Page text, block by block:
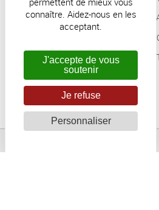
MENTIONS
GESTION DES
connaître. Aidez-nous en les
acceptant.
J'accepte de vous
soutenir
Je refuse
Personnaliser